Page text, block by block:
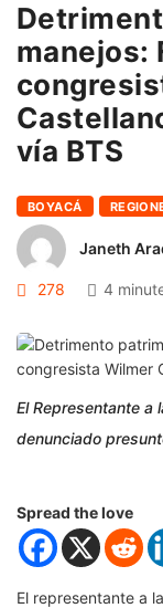
manejos:
vía BTS
BOYACÁ
Janeth
278 4
El Representante a
denunciado
Spread the love
El representante a